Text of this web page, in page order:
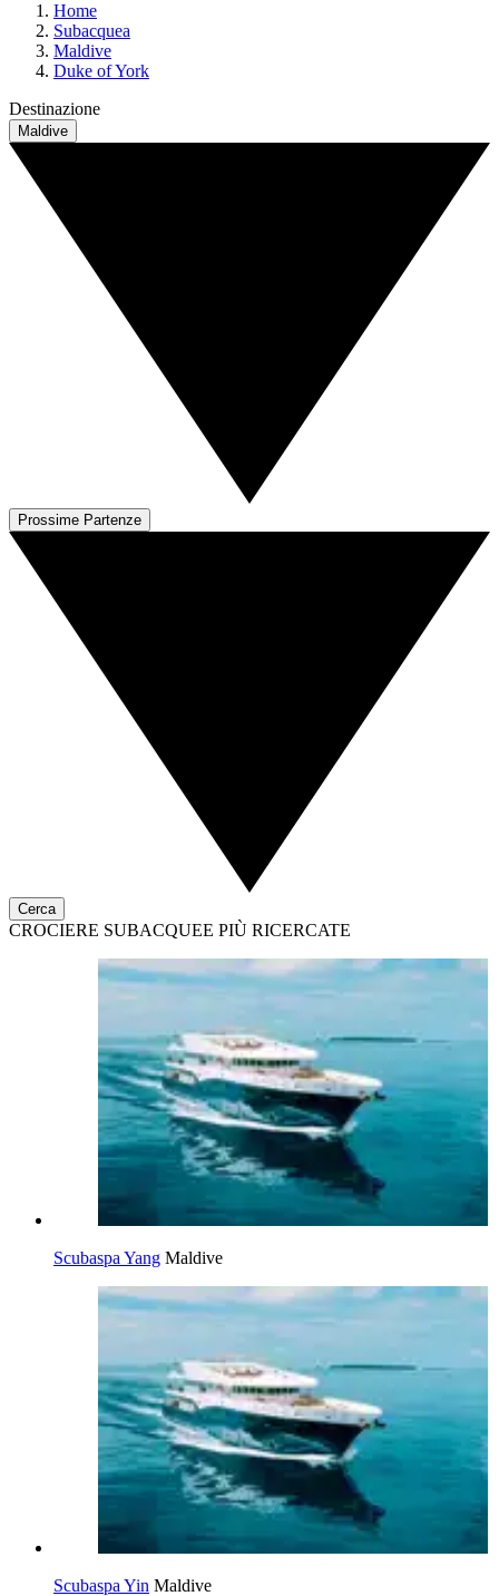
Home
Subacquea
Maldive
Duke of York
Destinazione
Maldive
Prossime Partenze
Cerca
CROCIERE SUBACQUEE PIÙ RICERCATE
Scubaspa Yang Maldive
Scubaspa Yin Maldive